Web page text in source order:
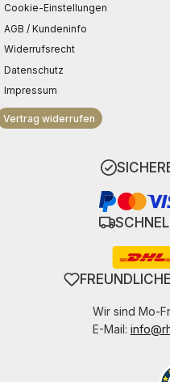
Cookie-Einstellungen
AGB / Kundeninfo
Widerrufsrecht
Datenschutz
Impressum
Vertrag widerrufen
Wir sind Mo-
E-Mail: